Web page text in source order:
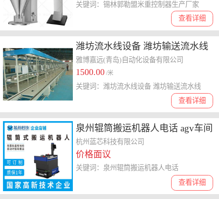
查看详细
关键词：锡林郭勒盟米重控制器生产厂家
潍坊流水线设备 潍坊输送流水线
取长补短 柔性流水线
雅博嘉远(青岛)自动化设备有限公司
1500.00 /米
查看详细
关键词：潍坊流水线设备 潍坊输送流水线
泉州辊筒搬运机器人电话 agv车间
杭州蓝芯科技有限公司
价格面议
查看详细
关键词：泉州辊筒搬运机器人电话